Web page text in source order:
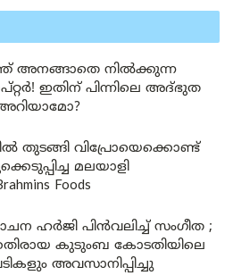
അനങ്ങാതെ നില്‍ക്കുന്ന
ഇതിന് പിന്നിലെ അദ്ഭുത
തുടങ്ങി വിപ്രോയെക്കൊണ്ട്
മലയാളി
Foods
ഹർജി പിൻവലിച്ച് സംഗീത ;
കുടുംബ കോടതിയിലെ
അവസാനിപ്പിച്ചു